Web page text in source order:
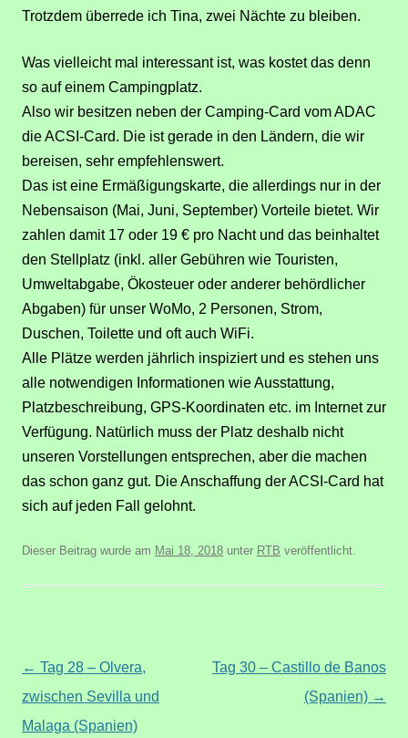
Trotzdem überrede ich Tina, zwei Nächte zu bleiben.
Was vielleicht mal interessant ist, was kostet das denn
so auf einem Campingplatz.
Also wir besitzen neben der Camping-Card vom ADAC
die ACSI-Card. Die ist gerade in den Ländern, die wir
bereisen, sehr empfehlenswert.
Das ist eine Ermäßigungskarte, die allerdings nur in der
Nebensaison (Mai, Juni, September) Vorteile bietet. Wir
zahlen damit17 oder 19 € pro Nacht und das beinhaltet
den Stellplatz (inkl. aller Gebühren wie Touristen,
Umweltabgabe, Ökosteuer oder anderer behördlicher
Abgaben) für unser WoMo, 2 Personen, Strom,
Duschen, Toilette und oft auch WiFi.
Alle Plätze werden jährlich inspiziert und es stehen uns
alle notwendigen Informationen wie Ausstattung,
Platzbeschreibung, GPS-Koordinaten etc. im Internetzur
Verfügung. Natürlich muss der Platz deshalb nicht
unseren Vorstellungen entsprechen, aber die machen
das schon ganz gut. Die Anschaffung der ACSI-Card hat
sich auf jeden Fall gelohnt.
Dieser Beitrag wurde am Mai 18, 2018 unter RTB veröffentlicht.
Beitragsnavigation
← Tag 28 – Olvera,
zwischen Sevilla und
Malaga (Spanien)
Tag 30 – Castillo de Banos
(Spanien) →